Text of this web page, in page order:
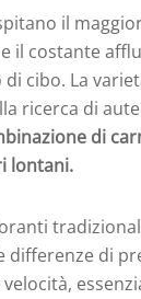
il
il costante
cibo. La
ricerca di
di
lontani.
differenze di